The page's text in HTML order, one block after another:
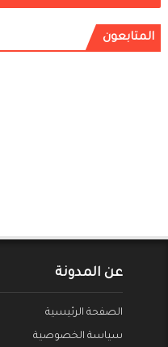
المتابعون
عن المدونة
الصفحة الرئيسية
سياسة الخصوصية